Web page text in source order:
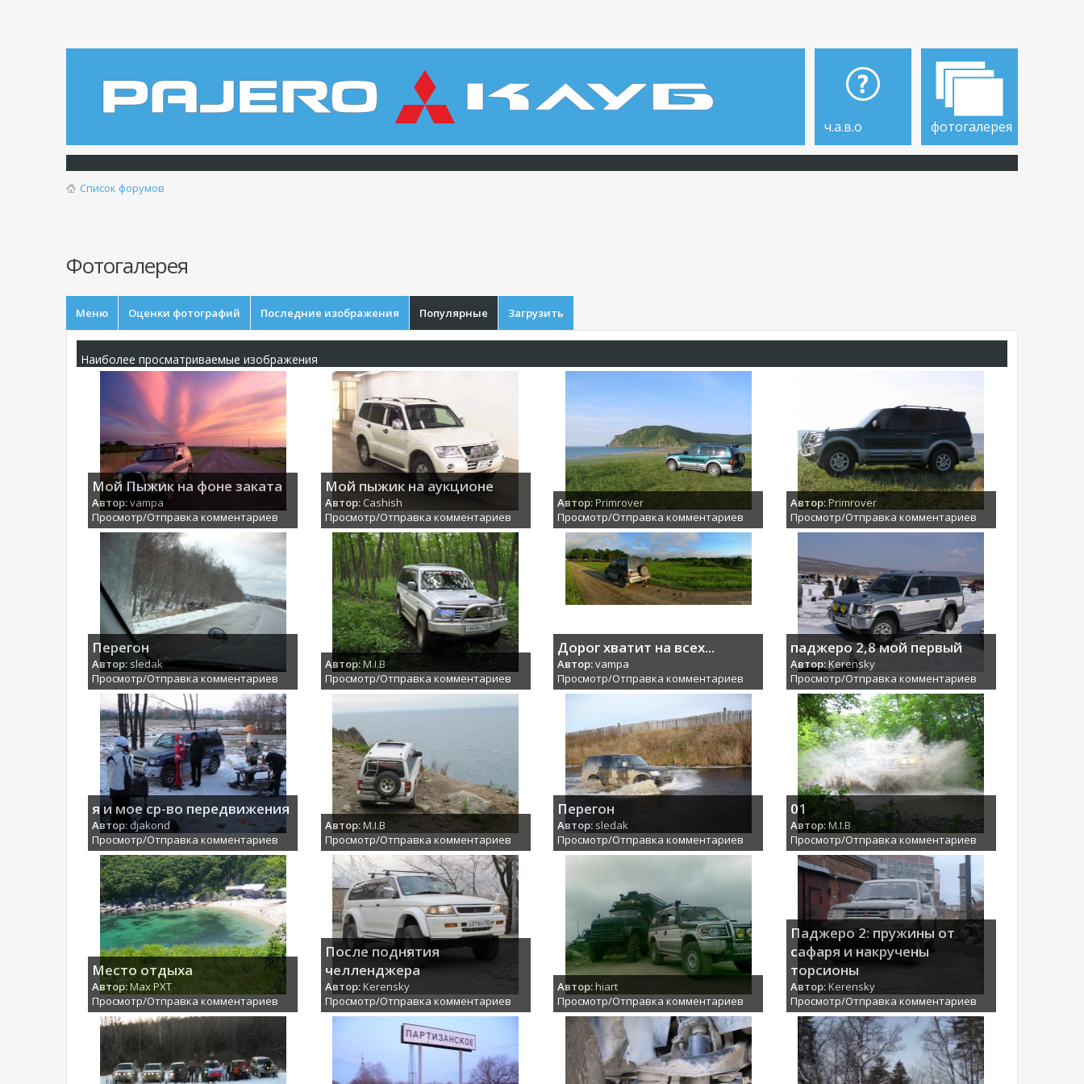
ч.а.в.о фотогалерея
Список форумов
Фотогалерея
Меню Оценки фотографий Последние изображения Популярные Загрузить
Наиболее просматриваемые изображения
Мой Пыжик на фоне заката
Автор:vampa
Просмотр/Отправка комментариев
Мой пыжик на аукционе
Автор: Cashish
Просмотр/Отправка комментариев
Автор:Primrover
Просмотр/Отправка комментариев
Автор:Primrover
Просмотр/Отправка комментариев
Перегон
Автор: sledak
Просмотр/Отправка комментариев
Автор:M.I.B
Просмотр/Отправка комментариев
Дорог хватит на всех...
Автор:vampa
Просмотр/Отправка комментариев
паджеро 2,8 мой первый
Автор:Kerensky
Просмотр/Отправка комментариев
я и мое ср-во передвижения
Автор: djakond
Просмотр/Отправка комментариев
Автор:M.I.B
Просмотр/Отправка комментариев
Перегон
Автор: sledak
Просмотр/Отправка комментариев
01
Автор:M.I.B
Просмотр/Отправка комментариев
Место отдыха
Автор:Max PXT
Просмотр/Отправка комментариев
После поднятия
челленджера
Автор:Kerensky
Просмотр/Отправка комментариев
Автор:hiart
Просмотр/Отправка комментариев
Паджеро 2: пружины от
сафаря и накручены
торсионы
Автор:Kerensky
Просмотр/Отправка комментариев